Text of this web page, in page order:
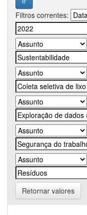
Filtros correntes:
Retornar valores